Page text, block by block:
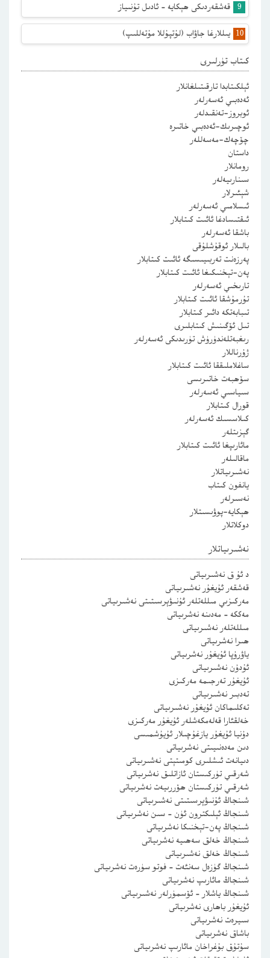
قەشقەردىكى ھېكايە – ئادىل تۇنىياز
يىللارغا جاۋاب (لۇتپۇللا مۇتەللىپ)
كىتاب تۈرلىرى
ئېلكىتابدا تارقىتىلغانلار
ئەدەبىي ئەسەرلەر
ئوبروز-تەنقىدلەر
ئوچىرىك-ئەدەبىي خاتىرە
چۆچەك-مەسەللەر
داستان
رومانلار
سىنارىيەلەر
شېئىرلار
ئىسلامىي ئەسەرلەر
ئىقتىسادغا ئائىت كىتابلار
باشقا ئەسەرلەر
بالىلار ئوقۇشلۇقى
پەرزەنت تەربىيىسىگە ئائىت كىتابلار
پەن-تېخنىكىغا ئائىت كىتابلار
تارىخىي ئەسەرلەر
تۇرمۇشقا ئائىت كىتابلار
تىبابەتكە دائىر كىتابلار
تىل ئۆگىنىش كىتابلىرى
رىغبەتلەندۈرۈش تۈرىدىكى ئەسەرلەر
ژۇرناللار
ساغلاملىققا ئائىت كىتابلار
سۆھبەت خاتىرىسى
سىياسىي ئەسەرلەر
قورال كىتابلار
كىلاسسىك ئەسەرلەر
گېزىتلەر
مائارىپغا ئائىت كىتابلار
ماقالىلەر
نەشىرىياتلار
يانفون كىتاب
نەسىرلەر
ھېكايە-پوۋىسىتلار
دوكلاتلار
نەشىرىياتلار
د ئۇ ق نەشىرىياتى
قەشقەر ئۇيغۇر نەشىرىياتى
مەركىزىي مىللەتلەر ئۇنىۋېرسىتىتى نەشىرىياتى
مەككە – مەدىنە نەشرىياتى
مىللەتلەر نەشىرىياتى
ھىرا نەشرىياتى
ياۋرۇپا ئۇيغۇر نەشرىياتى
ئۇدۇن نەشىرىياتى
ئۇيغۇر تەرجىمە مەركىزى
تەدبىر نەشىرىياتى
تەكلىماكان ئۇيغۇر نەشىرىياتى
خەلقئارا قەلەمكەشلەر ئۇيغۇر مەركىزى
دۇنيا ئۇيغۇر يازغۇچىلار ئۇيۇشمىسى
دىن مەدەنىيىتى نەشرىياتى
دىيانەت ئىشلىرى كومىتېتى نەشىرىياتى
شەرقىي تۈركىستان ئازاتلىق نەشرىياتى
شەرقىي تۈركىستان ھۆررىيەت نەشرىياتى
شىنجاڭ ئۇنىۋېرسىتىتى نەشىرىياتى
شىنجاڭ ئېلىكترون ئۈن – سىن نەشرىياتى
شىنجاڭ پەن-تېخنىكا نەشرىياتى
شىنجاڭ خەلق سەھىيە نەشرىياتى
شىنجاڭ خەلق نەشىرىياتى
شىنجاڭ گۈزەل سەنئەت – فوتو سۈرەت نەشرىياتى
شىنجاڭ مائارىپ نەشرىياتى
شىنجاڭ ياشلار – ئۆسمۈرلەر نەشىرىياتى
ئۇيغۇر باھارى نەشرىياتى
سىيرەت نەشرىياتى
باشاق نەشرىياتى
سۇتۇق بۇغراخان مائارىپ نەشرىياتى